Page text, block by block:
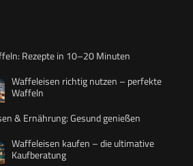
Rezepte in 10–20 Minuten
Waffeleisen richtig nutzen – perfekte
Waffeln
& Ernährung: Gesund genießen
Waffeleisen kaufen – die ultimative
Kaufberatung